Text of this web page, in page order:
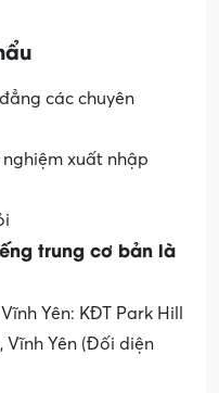
các chuyên
xuất nhập
trung cơ bản là
Yên: KĐT Park Hill
Vĩnh Yên (Đối diện